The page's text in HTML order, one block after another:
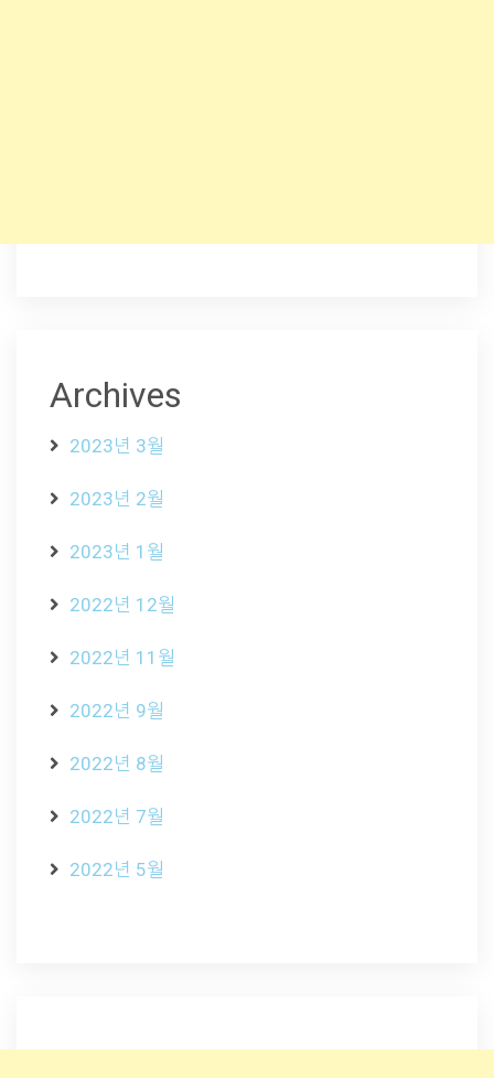
Archives
2023년 3월
2023년 2월
2023년 1월
2022년 12월
2022년 11월
2022년 9월
2022년 8월
2022년 7월
2022년 5월